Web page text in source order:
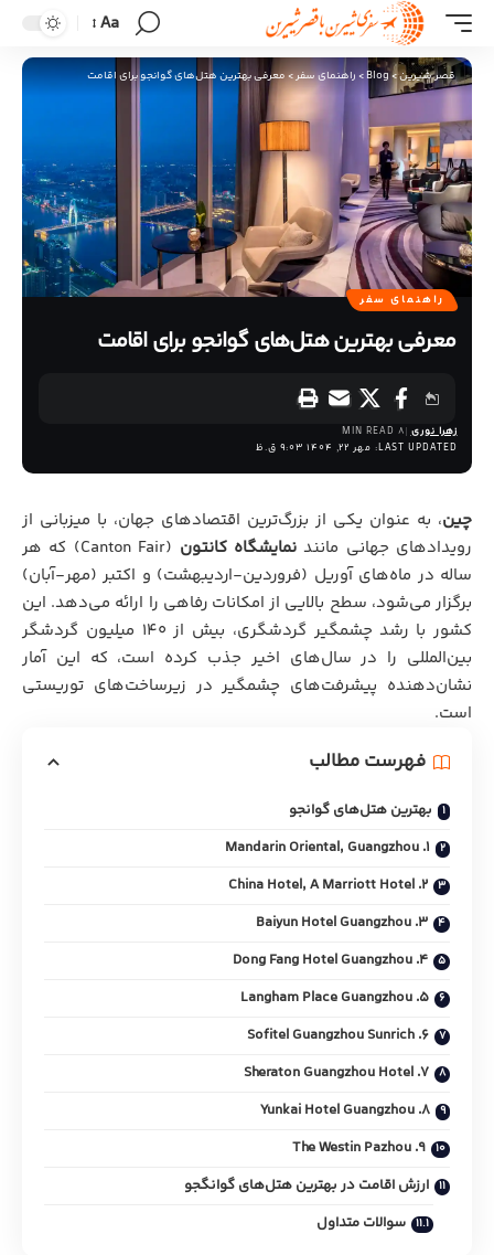
Aa
قصر شیرین>
Blog
>راهنمای سفر>معرفی بهترین هتل‌های گوانجو برای اقامت
راهنمای سفر
معرفی بهترین هتل‌های گوانجو برای اقامت
LAST UPDATED: مهر 22, 1404 9:03 ق.ظ
زهرا نوری 8 MIN READ
چین، به عنوان یکی از بزرگ‌ترین اقتصادهای جهان، با میزبانی از
رویدادهای جهانی مانندنمایشگاه کانتون
(Canton Fair) که هر
ساله در ماه‌های آوریل (فروردین-اردیبهشت) و اکتبر (مهر-آبان)
برگزار می‌شود، سطح بالایی از امکانات رفاهی را ارائه می‌دهد. این
کشور با رشد چشمگیر گردشگری، بیش از ۱۴۰ میلیون گردشگر
بین‌المللی را در سال‌های اخیر جذب کرده است، که این آمار
نشان‌دهنده پیشرفت‌های چشمگیر در زیرساخت‌های توریستی
است.
فهرست مطالب
بهترین هتل‌های گوانجو
1. Mandarin Oriental, Guangzhou
2. China Hotel, A Marriott Hotel
3. Baiyun Hotel Guangzhou
4. Dong Fang Hotel Guangzhou
5. Langham Place Guangzhou
6. Sofitel Guangzhou Sunrich
7. Sheraton Guangzhou Hotel
8. Yunkai Hotel Guangzhou
9. The Westin Pazhou
ارزش اقامت در بهترین هتل‌های گوانگجو
سوالات متداول